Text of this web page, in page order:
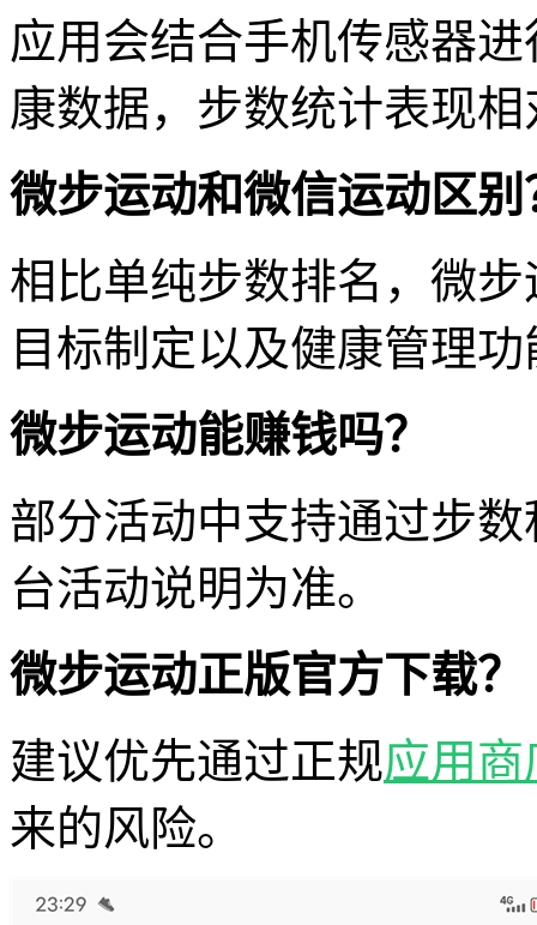
应用会结合手机传感器
康数据，步数统计表现
微步运动和微信运动区别
相比单纯步数排名，微
目标制定以及健康管理功
微步运动能赚钱吗？
部分活动中支持通过步
台活动说明为准。
微步运动正版官方下载？
建议优先通过正规应用商
来的风险。